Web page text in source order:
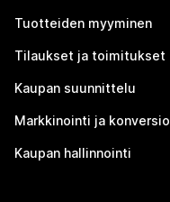
Tuotteiden myyminen
Tilaukset ja toimitukset
Kaupan suunnittelu
Markkinointi ja konversio
Kaupan hallinnointi